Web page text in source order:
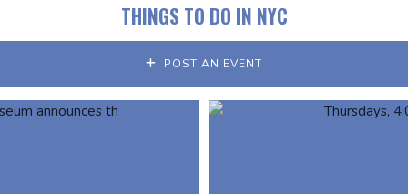
THINGS TO DO IN NYC
POST AN EVENT